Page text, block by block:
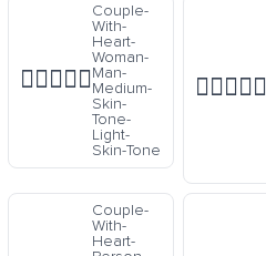
👩🏽‍❤️‍👨🏻
Couple-
With-
Heart-
Woman-
Man-
Medium-
Skin-
Tone-
Light-
Skin-Tone
🧑🏾‍❤️‍🧑🏽
Couple-
With-
Heart-